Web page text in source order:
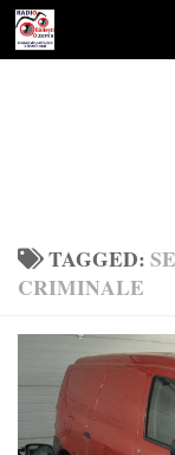
Skip to content
TAGGED:
CRIMINALE